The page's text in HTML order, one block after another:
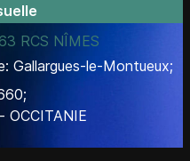
RCS NÎMES
Gallargues-le-Montueux;
OCCITANIE